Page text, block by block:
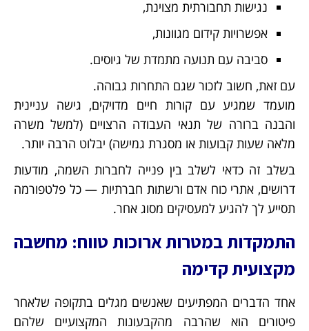
נגישות תחבורתית מצוינת,
אפשרויות קידום מגוונות,
סביבה עם תנועה מתמדת של גיוסים.
עם זאת, חשוב לזכור שגם התחרות גבוהה.
מועמד שמגיע עם קורות חיים מדויקים, גישה עניינית
והבנה ברורה של תנאי העבודה הרצויים (למשל משרה
מלאה שעות קבועות או מסגרת גמישה) יבלוט הרבה יותר.
בשלב זה כדאי לשלב בין פנייה לחברות השמה, מודעות
דרושים, אתרי כוח אדם ורשתות חברתיות — כל פלטפורמה
תסייע לך להגיע למעסיקים מסוג אחר.
התמקדות במטרות ארוכות טווח: מחשבה
מקצועית קדימה
אחד הדברים המפתיעים שאנשים מגלים בתקופה שלאחר
פיטורים הוא שהרבה מהקבעונות המקצועיים שלהם